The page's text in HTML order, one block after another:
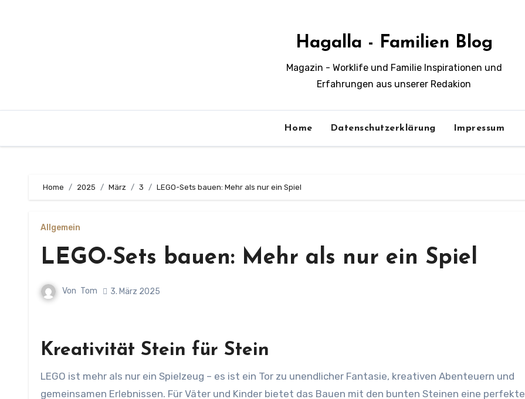
Hagalla - Familien Blog
Magazin - Worklife und Familie Inspirationen und
Erfahrungen aus unserer Redakion
Home Datenschutzerklärung Impressum
Home 2025 März 3 LEGO-Sets bauen: Mehr als nur ein Spiel
Allgemein
LEGO-Sets bauen: Mehr als nur ein Spiel
Von Tom 3. März 2025
Kreativität Stein für Stein
LEGO ist mehr als nur ein Spielzeug – es ist ein Tor zu unendlicher Fantasie, kreativen Abenteuern und
gemeinsamen Erlebnissen. Für Väter und Kinder bietet das Bauen mit den bunten Steinen eine perfekte